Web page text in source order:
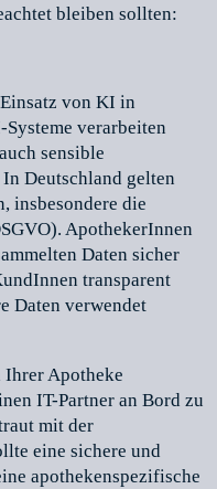
bleiben sollten:
von KI in
verarbeiten
sensible
Deutschland gelten
insbesondere die
ApothekerInnen
Daten sicher
transparent
Daten verwendet
Ihrer Apotheke
IT-Partner an Bord zu
mit der
eine sichere und
apothekenspezifische